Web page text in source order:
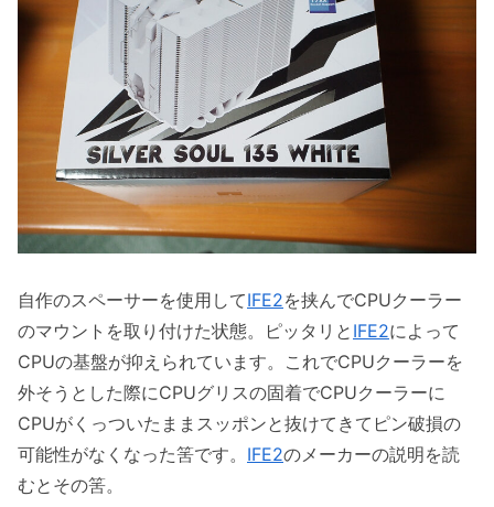
自作のスペーサーを使用してIFE2を挟んでCPUクーラー
のマウントを取り付けた状態。ピッタリと IFE2によって
CPUの基盤が抑えられています。これでCPUクーラーを
外そうとした際にCPUグリスの固着でCPUクーラーに
CPUがくっついたままスッポンと抜けてきてピン破損の
可能性がなくなった筈です。 IFE2のメーカーの説明を読
むとその筈。